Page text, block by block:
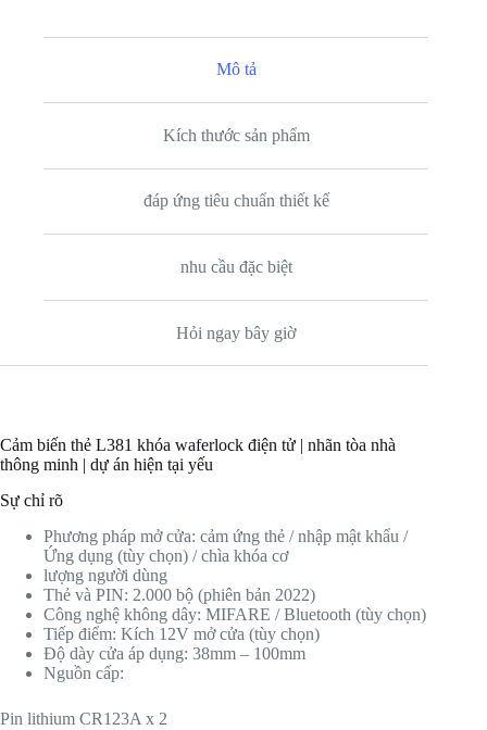
A
pp
Mô tả
Kích thước sản phẩm
đáp ứng tiêu chuẩn thiết kế
nhu cầu đặc biệt
Hỏi ngay bây giờ
Cảm biến thẻ L381 khóa waferlock điện tử | nhãn tòa nhà
thông minh | dự án hiện tại yếu
Sự chỉ rõ
Phương pháp mở cửa: cảm ứng thẻ / nhập mật khẩu /
Ứng dụng (tùy chọn) / chìa khóa cơ
lượng người dùng
Thẻ và PIN: 2.000 bộ (phiên bản 2022)
Công nghệ không dây: MIFARE / Bluetooth (tùy chọn)
Tiếp điểm: Kích 12V mở cửa (tùy chọn)
Độ dày cửa áp dụng: 38mm – 100mm
Nguồn cấp:
Pin lithium CR123A x 2